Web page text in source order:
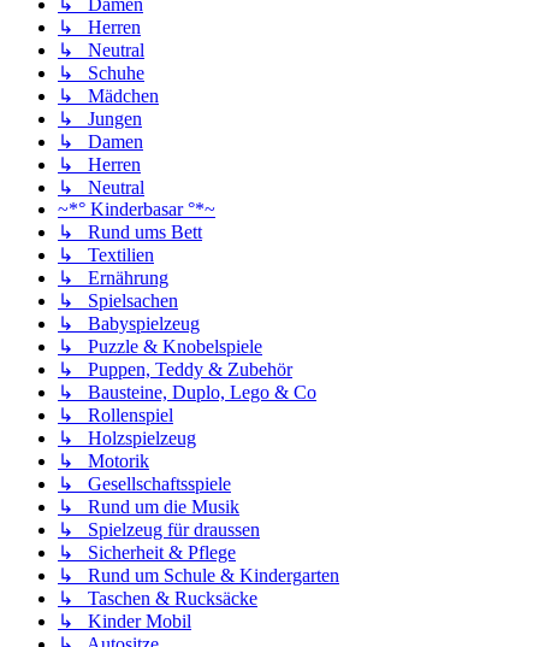
↳ Herren
↳ Neutral
↳ Schuhe
↳ Mädchen
↳ Jungen
↳ Damen
↳ Herren
↳ Neutral
~*° Kinderbasar °*~
↳ Rund ums Bett
↳ Textilien
↳ Ernährung
↳ Spielsachen
↳ Babyspielzeug
↳ Puzzle & Knobelspiele
↳ Puppen, Teddy & Zubehör
↳ Bausteine, Duplo, Lego & Co
↳ Rollenspiel
↳ Holzspielzeug
↳ Motorik
↳ Gesellschaftsspiele
↳ Rund um die Musik
↳ Spielzeug für draussen
↳ Sicherheit & Pflege
↳ Rund um Schule & Kindergarten
↳ Taschen & Rucksäcke
↳ Kinder Mobil